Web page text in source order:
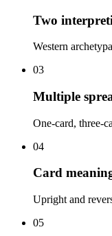
Two
Western
03
Multiple
One-card, three-
04
Card
Upright and
05